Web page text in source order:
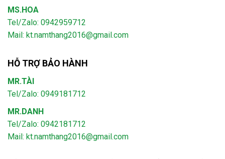
MS.HOA
Tel/Zalo: 0942959712
Mail: kt.namthang2016@gmail.com
HỖ TRỢ BẢO HÀNH
MR.TÀI
Tel/Zalo: 0949181712
MR.DANH
Tel/Zalo: 0942181712
Mail: kt.namthang2016@gmail.com